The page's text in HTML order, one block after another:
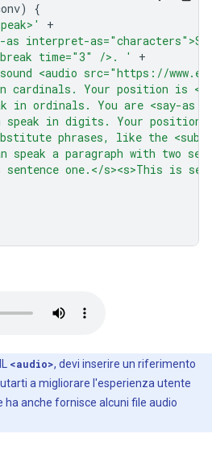
)
{
+
as interpret-
time="3" />. '
+
<audio src="https://
cardinals. Your position is
in ordinals. You are <say-
speak in digits. Your
phrases, like the <sub
a paragraph with two
sentence one.</s><s>This is
<audio>, devi inserire un riferimento
a migliorare l'esperienza utente
ha anche fornisce alcuni file audio